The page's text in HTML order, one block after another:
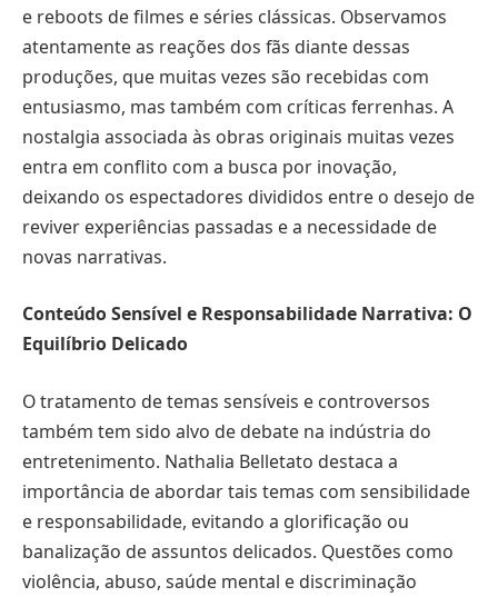
e reboots de filmes e séries clássicas. Observamos
atentamente as reações dos fãs diante dessas
produções, que muitas vezes são recebidas com
entusiasmo, mas também com críticas ferrenhas. A
nostalgia associada às obras originais muitas vezes
entra em conflito com a busca por inovação,
deixando os espectadores divididos entre o desejo de
reviver experiências passadas e a necessidade de
novas narrativas.
Conteúdo Sensível e Responsabilidade Narrativa: O
Equilíbrio Delicado
O tratamento de temas sensíveis e controversos
também tem sido alvo de debate na indústria do
entretenimento. Nathalia Belletato destaca a
importância de abordar tais temas com sensibilidade
e responsabilidade, evitando a glorificação ou
banalização de assuntos delicados. Questões como
violência, abuso, saúde mental e discriminação